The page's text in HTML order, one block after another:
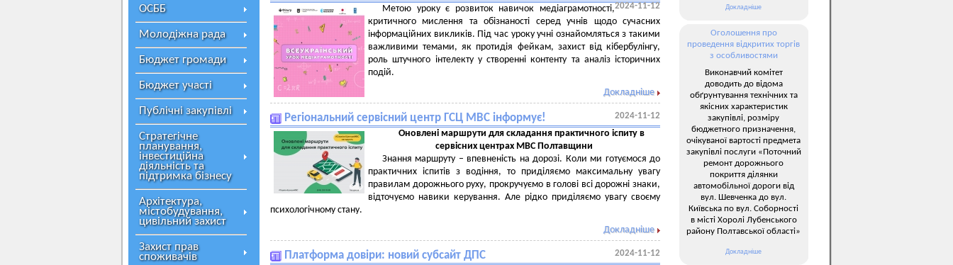
ОСББ
Молодіжна рада
Бюджет громади
Бюджет участі
Публічні закупівлі
Стратегічне
планування,
інвестиційна
діяльність та
підтримка бізнесу
Архітектура,
містобудування,
цивільний захист
Захист прав
споживачів
2024-11-12
Метою уроку є розвиток навичок медіаграмотності,
критичного мислення та обізнаності серед учнів щодо сучасних
інформаційних викликів. Під час уроку учні ознайомляться з такими
важливими темами, як протидія фейкам, захист від кібербулінгу,
роль штучного інтелекту у створенні контенту та аналіз історичних
подій.
Докладніше
Регіональний сервісний центр ГСЦ МВС інформує! 2024-11-12
Оновлені маршрути для складання практичного іспиту в
сервісних центрах МВС Полтавщини
Знання маршруту – впевненість на дорозі. Коли ми готуємося до
практичних іспитів з водіння, то приділяємо максимальну увагу
правилам дорожнього руху, прокручуємо в голові всі дорожні знаки,
відточуємо навики керування. Але рідко приділяємо увагу своєму
психологічному стану.
Докладніше
Платформа довіри: новий субсайт ДПС 2024-11-12
Докладніше
Оголошення про
проведення відкритих торгів
з особливостями
Виконавчий комітет
доводить до відома
обґрунтування технічних та
якісних характеристик
закупівлі, розміру
бюджетного призначення,
очікуваної вартості предмета
закупівлі послуги «Поточний
ремонт дорожнього
покриття ділянки
автомобільної дороги від
вул. Шевченка до вул.
Київська по вул. Соборності
в місті Хоролі Лубенського
району Полтавської області»
Докладніше